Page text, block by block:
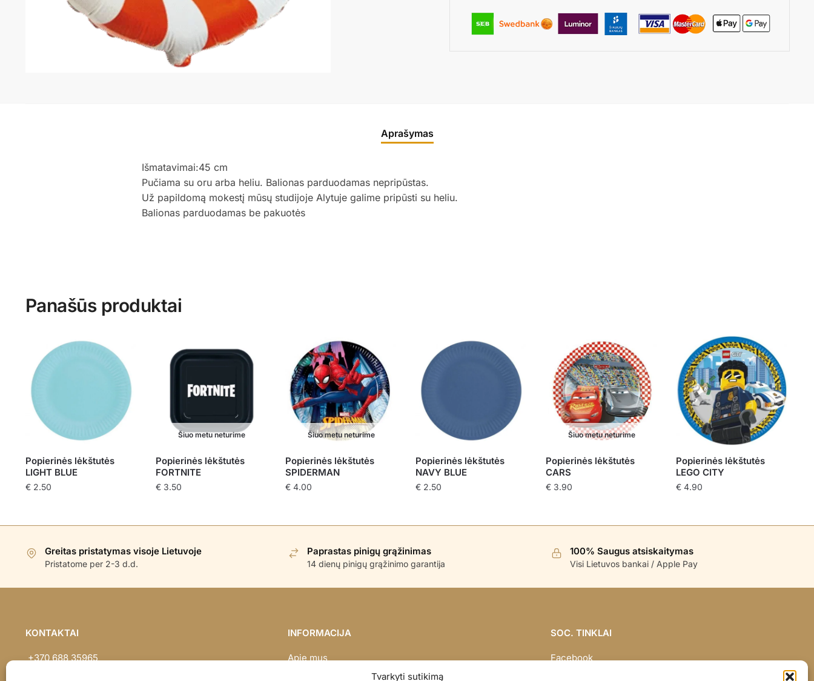
Tvarkyti sutikimą
Aprašymas
Išmatavimai:45 cm
Pučiama su oru arba heliu. Balionas parduodamas nepripūstas.
Už papildomą mokestį mūsų studijoje Alytuje galime pripūsti su heliu.
Balionas parduodamas be pakuotės
Panašūs produktai
Popierinės lėkštutės
LIGHT BLUE
€2.50
Šiuo metu neturime
Popierinės lėkštutės
FORTNITE
€3.50
Šiuo metu neturime
Popierinės lėkštutės
SPIDERMAN
€ 4.00
Popierinės lėkštutės
NAVY BLUE
€ 2.50
Šiuo metu neturime
Popierinės lėkštutės
CARS
€ 3.90
Popierinės lėkštutės
LEGO CITY
€4.90
Greitas pristatymas visoje Lietuvoje
Pristatome per 2-3 d.d.
Paprastas pinigų grąžinimas
14 dienų pinigų grąžinimo garantija
100% Saugus atsiskaitymas
Visi Lietuvos bankai / Apple Pay
KONTAKTAI
+370 688 35965
INFORMACIJA
Apie mus
SOC. TINKLAI
Facebook